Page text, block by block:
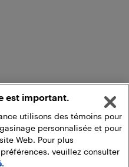
est important.
utilisons des témoins pour
personnalisée et pour
Web. Pour plus
veuillez consulter